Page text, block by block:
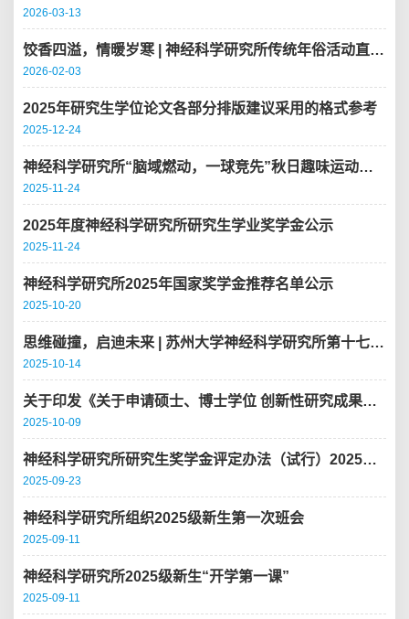
2026-03-13
饺香四溢，情暖岁寒 | 神经科学研究所传统年俗活动直击，热闹到不想走！
2026-02-03
2025年研究生学位论文各部分排版建议采用的格式参考
2025-12-24
神经科学研究所“脑域燃动，一球竞先”秋日趣味运动赛圆满收官！
2025-11-24
2025年度神经科学研究所研究生学业奖学金公示
2025-11-24
神经科学研究所2025年国家奖学金推荐名单公示
2025-10-20
思维碰撞，启迪未来 | 苏州大学神经科学研究所第十七届研究生论坛顺利举办！
2025-10-14
关于印发《关于申请硕士、博士学位 创新性研究成果的规定》的通知
2025-10-09
神经科学研究所研究生奖学金评定办法（试行）2025年修订
2025-09-23
神经科学研究所组织2025级新生第一次班会
2025-09-11
神经科学研究所2025级新生“开学第一课”
2025-09-11